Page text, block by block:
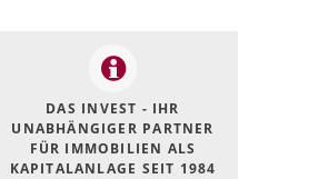
DAS INVEST - IHR
UNABHÄNGIGER PARTNER
FÜR IMMOBILIEN ALS
KAPITALANLAGE SEIT 1984